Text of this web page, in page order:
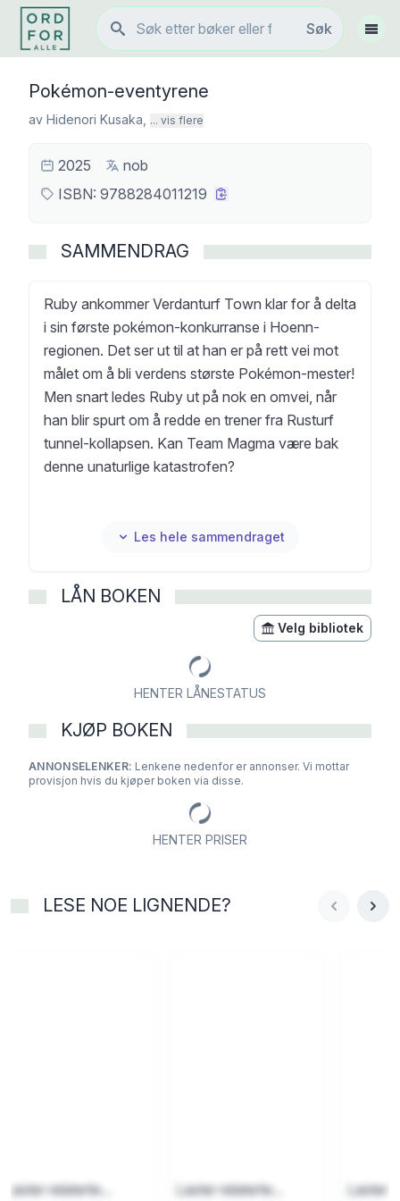
Søk
Søk
Vis
Pokémon-eventyrene
av Hidenori Kusaka ... vis flere
2025
nob
ISBN: 9788284011219
SAMMENDRAG
Ruby ankommer Verdanturf Town klar for å delta
i sin første pokémon-konkurranse i Hoenn-
regionen. Det ser ut til at han er på rett vei mot
målet om å bli verdens største Pokémon-mester!
Men snart ledes Ruby ut på nok en omvei, når
han blir spurt om å redde en trener fra Rusturf
tunnel-kollapsen. Kan Team Magma være bak
denne unaturlige katastrofen?
enige. Hvem er skurkene egentlig? Team Magma
Les hele sammendraget
LÅN BOKEN
Velg bibliotek
HENTER LÅNESTATUS
KJØP BOKEN
ANNONSELENKER: Lenkene nedenfor er annonser. Vi mottar
provisjon hvis du kjøper boken via disse.
HENTER PRISER
LESE NOE LIGNENDE?
Laster relaterte... Laster relaterte... Laster